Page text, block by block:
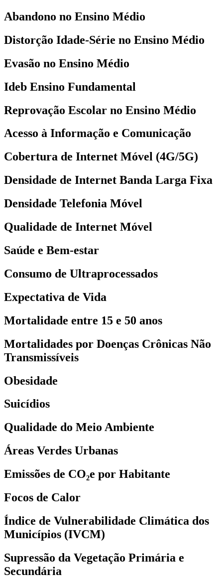
Abandono no Ensino Médio
Distorção Idade-Série no Ensino Médio
Evasão no Ensino Médio
Ideb Ensino Fundamental
Reprovação Escolar no Ensino Médio
Acesso à Informação e Comunicação
Cobertura de Internet Móvel (4G/5G)
Densidade de Internet Banda Larga Fixa
Densidade Telefonia Móvel
Qualidade de Internet Móvel
Saúde e Bem-estar
Consumo de Ultraprocessados
Expectativa de Vida
Mortalidade entre 15 e 50 anos
Mortalidades por Doenças Crônicas Não
Transmissíveis
Obesidade
Suicídios
Qualidade do Meio Ambiente
Áreas Verdes Urbanas
Emissões de CO₂e por Habitante
Focos de Calor
Índice de Vulnerabilidade Climática dos
Municípios (IVCM)
Supressão da Vegetação Primária e
Secundária